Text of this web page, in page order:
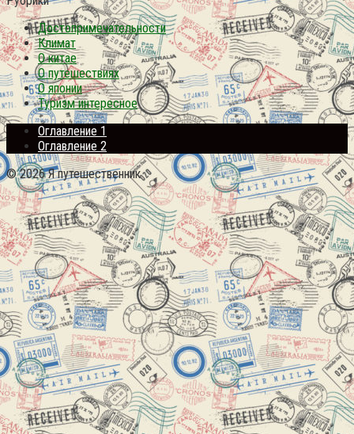
Достопримечательности
Климат
О китае
О путешествиях
О японии
Туризм интересное
Оглавление 1
Оглавление 2
© 2026 Я путешественник